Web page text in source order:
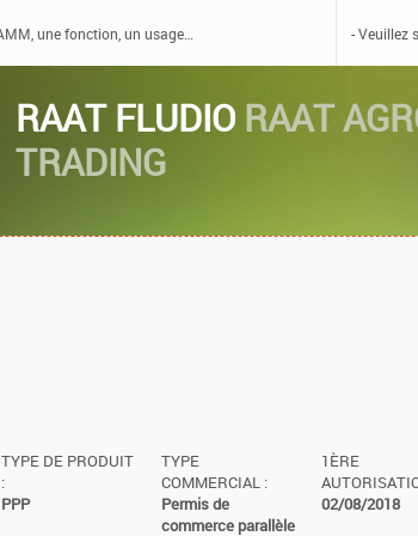
RAAT FLUDIO RAAT
TRADING
TYPE DE PRODUIT
:
PPP
TYPE
COMMERCIAL :
Permis de
commerce parallèle
1ÈRE
02/08/2018